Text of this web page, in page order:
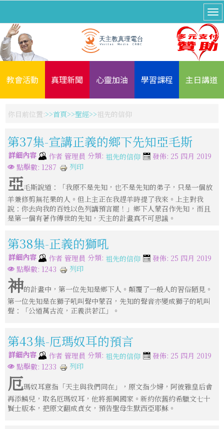
教會活動 真理新聞 心靈加油 學習課程 主日講道
你目前位置: 首頁 聖經 祖先的信仰
第37集-宣講正義的鄉下先知亞毛斯
詳細內容 作者 管理員 分類: 祖先的信仰
發佈: 25 四月 2019
點擊數: 1287
列印
亞毛斯說道：「我原不是先知，也不是先知的弟子，只是一個放
羊兼修剪無花果的人。但上主正在我趕羊時提了我來。上主對我
說：你去向我的百姓以色列講預言罷！」鄉下人蒙召作先知，而且
是第一個有著作傳世的先知，天主的計畫真不可思議。
第38集-正義的獅吼
詳細內容 作者 管理員 分類: 祖先的信仰
發佈: 25 四月 2019
點擊數: 1243
列印
神的計畫中，第一位先知是鄉下人。顛覆了一般人的習俗陋見。
第一位先知是在獅子吼叫聲中蒙召，先知的聲音亦變成獅子的吼叫
聲：「公道萬古流，正義洪若江」。
第43集-厄瑪奴耳的預言
詳細內容 作者 管理員 分類: 祖先的信仰
發佈: 25 四月 2019
點擊數: 1233
列印
厄瑪奴耳意指「天主與我們同在」，原文指少婦，阿彼雅皇后會
再添鱗兒，取名厄瑪奴耳，他將振興國家。新約依舊約希臘文七十
賢士版本，把原文翻成貞女，預告聖母生默西亞耶穌。